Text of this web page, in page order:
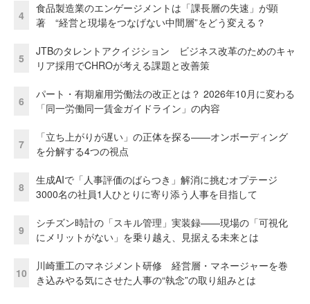
4
食品製造業のエンゲージメントは「課長層の失速」が顕
著 “経営と現場をつなげない中間層”をどう変える？
5
JTBのタレントアクイジション ビジネス改革のためのキャ
リア採用でCHROが考える課題と改善策
6
パート・有期雇用労働法の改正とは？ 2026年10月に変わる
「同一労働同一賃金ガイドライン」の内容
7
「立ち上がりが遅い」の正体を探る——オンボーディング
を分解する4つの視点
8
生成AIで「人事評価のばらつき」解消に挑むオプテージ
3000名の社員1人ひとりに寄り添う人事を目指して
9
シチズン時計の「スキル管理」実装録——現場の「可視化
にメリットがない」を乗り越え、見据える未来とは
10
川崎重工のマネジメント研修 経営層・マネージャーを巻
き込みやる気にさせた人事の“執念”の取り組みとは